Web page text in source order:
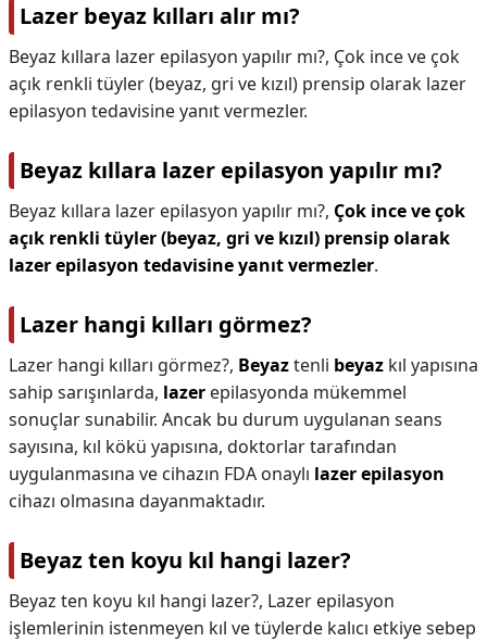
Lazer beyaz kılları alır mı?
Beyaz kıllara lazer epilasyon yapılır mı?, Çok ince ve çok
açık renkli tüyler (beyaz, gri ve kızıl) prensip olarak lazer
epilasyon tedavisine yanıt vermezler.
Beyaz kıllara lazer epilasyon yapılır mı?
Beyaz kıllara lazer epilasyon yapılır mı?, Çok ince ve çok
açık renkli tüyler (beyaz, gri ve kızıl) prensip olarak
lazer epilasyon tedavisine yanıt vermezler.
Lazer hangi kılları görmez?
Lazer hangi kılları görmez?, Beyaztenli beyaz kıl yapısına
sahip sarışınlarda, lazer epilasyonda mükemmel
sonuçlar sunabilir. Ancak bu durum uygulanan seans
sayısına, kıl kökü yapısına, doktorlar tarafından
uygulanmasına ve cihazın FDA onaylı lazer epilasyon
cihazı olmasına dayanmaktadır.
Beyaz ten koyu kıl hangi lazer?
Beyaz ten koyu kıl hangi lazer?, Lazer epilasyon
işlemlerinin istenmeyen kıl ve tüylerde kalıcı etkiye sebep